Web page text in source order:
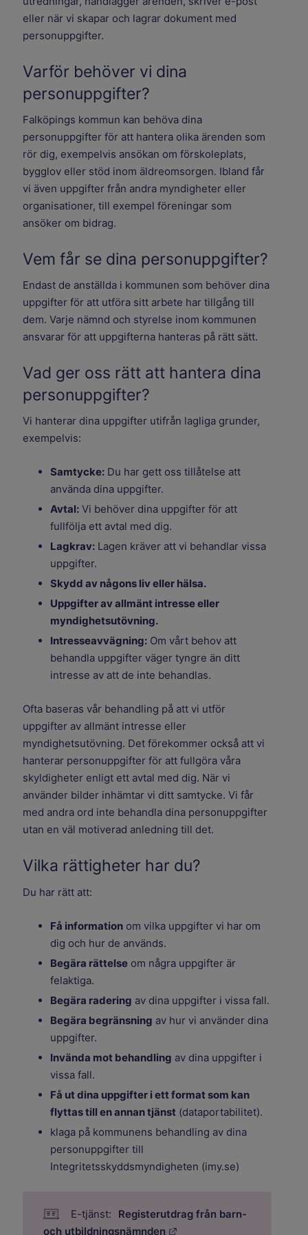
eller när vi skapar och lagrar dokument med
personuppgifter.
Varför behöver vi dina
personuppgifter?
Falköpings kommun kan behöva dina
personuppgifter för att hantera olika ärenden som
rör dig, exempelvis ansökan om förskoleplats,
bygglov eller stöd inom äldreomsorgen. Ibland får
vi även uppgifter från andra myndigheter eller
organisationer, till exempel föreningar som
ansöker om bidrag.
Vem får se dina personuppgifter?
Endast de anställda i kommunen som behöver dina
uppgifter för att utföra sitt arbete har tillgång till
dem. Varje nämnd och styrelse inom kommunen
ansvarar för att uppgifterna hanteras på rätt sätt.
Vad ger oss rätt att hantera dina
personuppgifter?
Vi hanterar dina uppgifter utifrån lagliga grunder,
exempelvis:
Samtycke: Du har gett oss tillåtelse att
använda dina uppgifter.
Avtal: Vi behöver dina uppgifter för att
fullfölja ett avtal med dig.
Lagkrav: Lagen kräver att vi behandlar vissa
uppgifter.
Skydd av någons liv eller hälsa.
Uppgifter av allmänt intresse eller
myndighetsutövning.
Intresseavvägning: Om vårt behov att
behandla uppgifter väger tyngre än ditt
intresse av att de inte behandlas.
Ofta baseras vår behandling på att vi utför
uppgifter av allmänt intresse eller
myndighetsutövning. Det förekommer också att vi
hanterar personuppgifter för att fullgöra våra
skyldigheter enligt ett avtal med dig. När vi
använder bilder inhämtar vi ditt samtycke. Vi får
med andra ord inte behandla dina personuppgifter
utan en väl motiverad anledning till det.
Vilka rättigheter har du?
Du har rätt att:
Få information om vilka uppgifter vi har om
dig och hur de används.
Begära rättelse om några uppgifter är
felaktiga.
Begära radering av dina uppgifter i vissa fall.
Begära begränsning av hur vi använder dina
uppgifter.
Invända mot behandling av dina uppgifter i
vissa fall.
Få ut dina uppgifter i ett format som kan
flyttas till en annan tjänst (dataportabilitet).
klaga på kommunens behandling av dina
personuppgifter till
Integritetsskyddsmyndigheten (imy.se)
Registerutdrag från barn-
och utbildningsnämnden